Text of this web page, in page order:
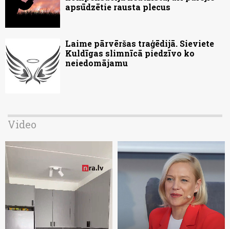
apsūdzētie rausta plecus
Laime pārvēršas traģēdijā. Sieviete
Kuldīgas slimnīcā piedzīvo ko
neiedomājamu
Video